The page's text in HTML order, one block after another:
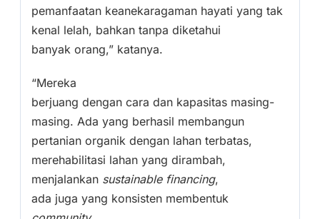
pemanfaatan keanekaragaman hayati yang tak
kenal lelah, bahkan tanpa diketahui
banyak orang,” katanya.
“Mereka
berjuang dengan cara dan kapasitas masing-
masing. Ada yang berhasil membangun
pertanian organik dengan lahan terbatas,
merehabilitasi lahan yang dirambah,
menjalankan sustainable financing,
ada juga yang konsisten membentuk